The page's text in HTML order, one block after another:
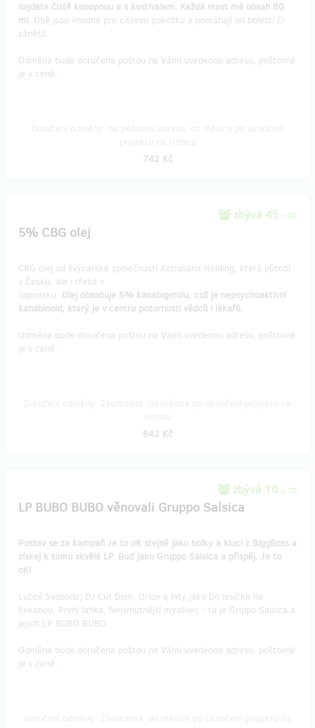
najdete čistě konopnou a s kostivalem. Každá mast má obsah 80
ml. Obě jsou vhodné pro citlivou pokožku a pomáhají od bolestí či
zánětů.
Odměna bude doručena poštou na Vámi uvedenou adresu, poštovné
je v ceně.
742 Kč
zbývá 45 z 50
5% CBG olej
CBG olej od švýcarské společnosti Astrasana Holding, která působí
v Česku, ale i třeba v
Japonsku. Olej obsahuje 5% kanabigerolu, což je nepsychoaktivní
kanabinoid, který je v centru pozornosti vědců i lékařů.
Odměna bude doručena poštou na Vámi uvedenou adresu, poštovné
je v ceně.
842 Kč
zbývá 10 z 10
LP BUBO BUBO věnovali Gruppo Salsica
Postav se za kampaň Je to oK stejně jako holky a kluci z BiggBoss a
získej k tomu skvělé LP. Buď jako Gruppo Salsica a přispěj. Je to
oK!
Luboš Svoboda, DJ Cut Dem, Orion a hity jako Do lesíčka na
čekanou, První laňka, Nejsmutnější myslivec - to je Grippo Salsica a
jejich LP BUBO BUBO.
Odměna bude doručena poštou na Vámi uvedenou adresu, poštovné
je v ceně.